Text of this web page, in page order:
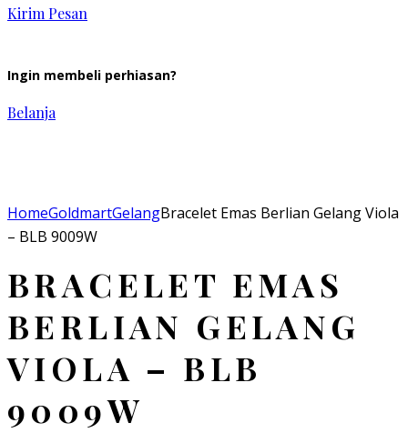
Kirim Pesan
Ingin membeli perhiasan?
Belanja
HomeGoldmartGelangBracelet Emas Berlian Gelang Viola
– BLB 9009W
BRACELET EMAS
BERLIAN GELANG
VIOLA – BLB
9009W